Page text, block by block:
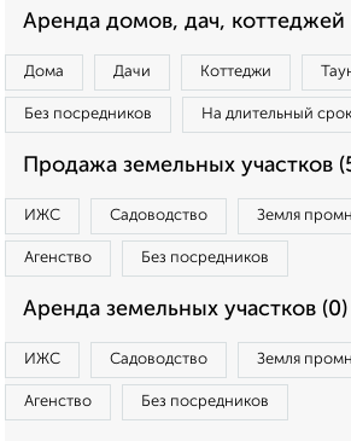
Аренда домов, дач, коттеджей
Дома Дачи Коттеджи
Без посредников На длительный срок
Продажа земельных участков
ИЖС Садоводство Земля
Агенство Без посредников
Аренда земельных участков (0)
ИЖС Садоводство Земля
Агенство Без посредников